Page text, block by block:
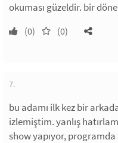
okuması güzeldir. bir
(0) (0)
7.
bu adamı ilk kez bir
izlemiştim. yanlış
show yapıyor, programda